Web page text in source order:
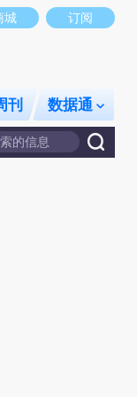
点和立场。推荐点击链
城 订阅
刊 数据通